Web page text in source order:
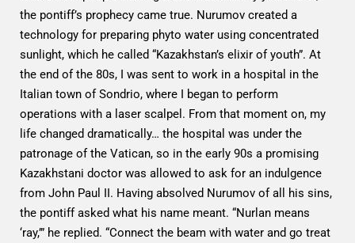
the pontiff’s prophecy came true. Nurumov created a
technology for preparing phyto water using concentrated
sunlight, which he called “Kazakhstan’s elixir of youth”. At
the end of the 80s, I was sent to work in a hospital in the
Italian town of Sondrio, where I began to perform
operations with a laser scalpel. From that moment on, my
life changed dramatically… the hospital was under the
patronage of the Vatican, so in the early 90s a promising
Kazakhstani doctor was allowed to ask for an indulgence
from John Paul II. Having absolved Nurumov of all his sins,
the pontiff asked what his name meant. “Nurlan means
‘ray,’” he replied. “Connect the beam with water and go treat